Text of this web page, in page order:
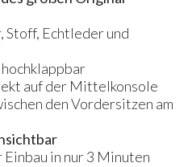
Stoff, Echtleder und
auf der Mittelkonsole
den Vordersitzen am
in nur 3 Minuten